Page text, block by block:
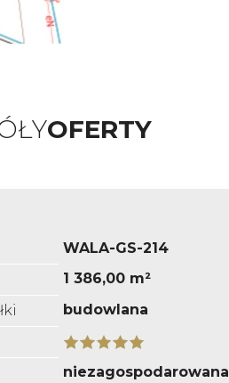
OFERTY
WALA-GS-214
1 386,00 m²
budowlana
niezagospodarowana